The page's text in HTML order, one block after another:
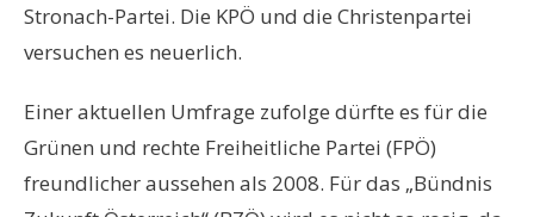
Stronach-Partei. Die KPÖ und die Christenpartei
versuchen es neuerlich.
Einer aktuellen Umfrage zufolge dürfte es für die
Grünen und rechte Freiheitliche Partei (FPÖ)
freundlicher aussehen als 2008. Für das „Bündnis